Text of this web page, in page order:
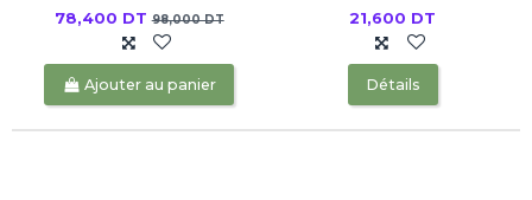
78,400 DT98,000 DT
Ajouter au panier
21,600 DT
Détails